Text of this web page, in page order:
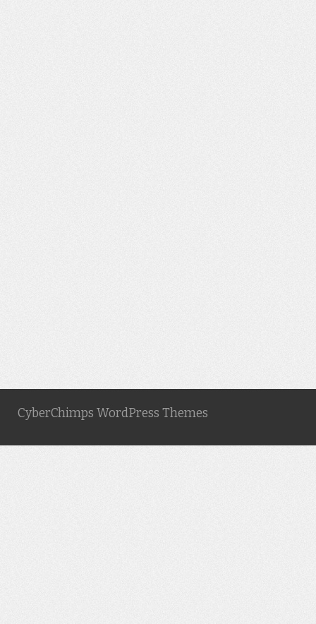
CyberChimps WordPress Themes